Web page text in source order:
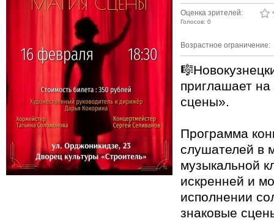
Оценка зрителей:
Голосов: 0
Возрастное ограничение:
приглашает
сцены».
Программа
слушателей в
музыкальной
искренней и
исполнении
знаковые